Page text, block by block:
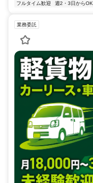
フルタイム歓迎
週2・3日からOK
業務委託